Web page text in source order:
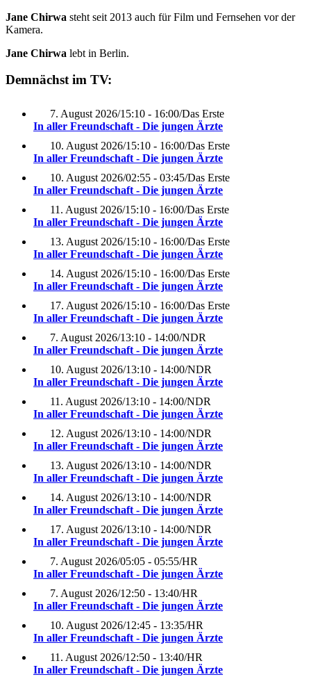
Jane Chirwa steht seit 2013 auch für Film und Fernsehen vor der
Kamera.
Jane Chirwa lebt in Berlin.
Demnächst im TV:
7. August 2026/15:10 - 16:00/Das Erste
In aller Freundschaft - Die jungen Ärzte
10. August 2026/15:10 - 16:00/Das Erste
In aller Freundschaft - Die jungen Ärzte
10. August 2026/02:55 - 03:45/Das Erste
In aller Freundschaft - Die jungen Ärzte
11. August 2026/15:10 - 16:00/Das Erste
In aller Freundschaft - Die jungen Ärzte
13. August 2026/15:10 - 16:00/Das Erste
In aller Freundschaft - Die jungen Ärzte
14. August 2026/15:10 - 16:00/Das Erste
In aller Freundschaft - Die jungen Ärzte
17. August 2026/15:10 - 16:00/Das Erste
In aller Freundschaft - Die jungen Ärzte
7. August 2026/13:10 - 14:00/NDR
In aller Freundschaft - Die jungen Ärzte
10. August 2026/13:10 - 14:00/NDR
In aller Freundschaft - Die jungen Ärzte
11. August 2026/13:10 - 14:00/NDR
In aller Freundschaft - Die jungen Ärzte
12. August 2026/13:10 - 14:00/NDR
In aller Freundschaft - Die jungen Ärzte
13. August 2026/13:10 - 14:00/NDR
In aller Freundschaft - Die jungen Ärzte
14. August 2026/13:10 - 14:00/NDR
In aller Freundschaft - Die jungen Ärzte
17. August 2026/13:10 - 14:00/NDR
In aller Freundschaft - Die jungen Ärzte
7. August 2026/05:05 - 05:55/HR
In aller Freundschaft - Die jungen Ärzte
7. August 2026/12:50 - 13:40/HR
In aller Freundschaft - Die jungen Ärzte
10. August 2026/12:45 - 13:35/HR
In aller Freundschaft - Die jungen Ärzte
11. August 2026/12:50 - 13:40/HR
In aller Freundschaft - Die jungen Ärzte